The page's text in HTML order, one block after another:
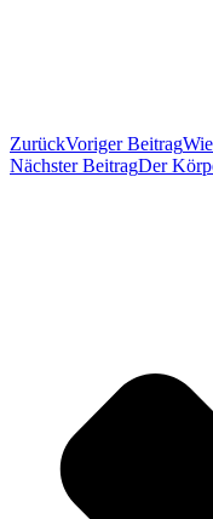
ZurückVoriger Beitrag
Nächster BeitragDer